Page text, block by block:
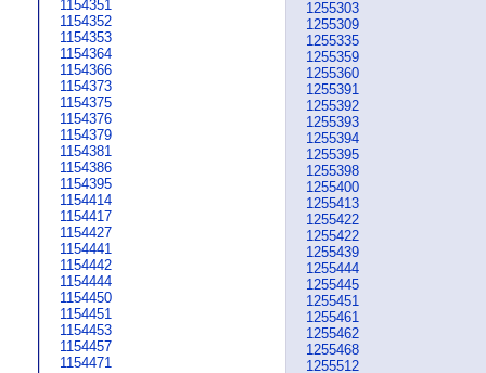
1154351
1154352
1154353
1154364
1154366
1154373
1154375
1154376
1154379
1154381
1154386
1154395
1154414
1154417
1154427
1154441
1154442
1154444
1154450
1154451
1154453
1154457
1154471
1255303
1255309
1255335
1255359
1255360
1255391
1255392
1255393
1255394
1255395
1255398
1255400
1255413
1255422
1255422
1255439
1255444
1255445
1255451
1255461
1255462
1255468
1255512